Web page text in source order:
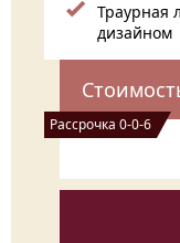
Траурная
дизайном
Рассрочка 0-0-6